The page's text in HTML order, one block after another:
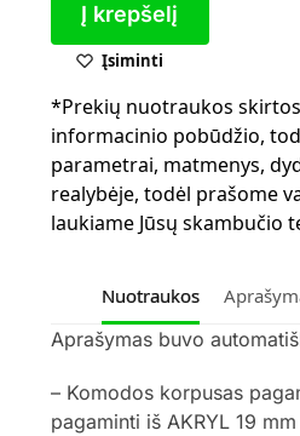
Į krepšelį
Įsiminti
*Prekių nuotraukos
informacinio pobūdžio,
parametrai, matmenys,
realybėje, todėl prašome
laukiame Jūsų skambučio
Nuotraukos
Aprašymas buvo
– Komodos korpusas
pagaminti iš AKRYL 19